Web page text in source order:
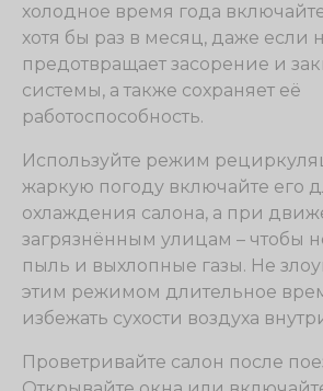
холодное время года
хотя бы раз в месяц, даже если
предотвращает засорение и
системы, а также сохраняет её
работоспособность.
Используйте режим
жаркую погоду включайте его
охлаждения салона, а при
загрязнённым улицам – чтобы
пыль и выхлопные газы. Не
этим режимом длительное
избежать сухости воздуха
Проветривайте салон после